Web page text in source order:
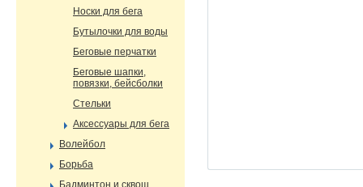
Носки для бега
Бутылочки для воды
Беговые перчатки
Беговые шапки,
повязки, бейсболки
Стельки
Аксессуары для бега
Волейбол
Борьба
Бадминтон и сквош